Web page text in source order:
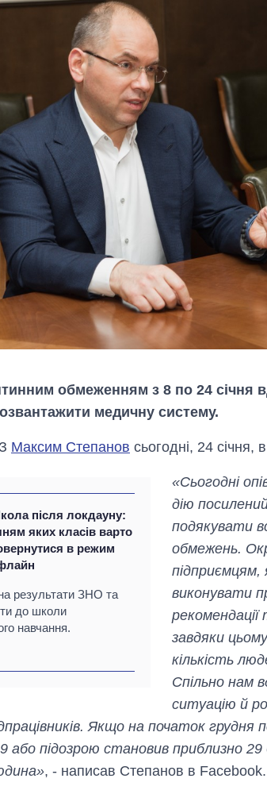
обмеженням з 8 по 24 січня
медичну систему.
Максим Степанов сьогодні, 24 січня,
після локдауну:
яких класів варто
в режим
результати ЗНО та
до школи
навчання.
«Сьогодні
дію
подякувати
обмежень.
підприємцям,
виконувати
завдяки
кількість
Спільно нам
ситуацію й
Якщо на початок грудня
або підозрою становив приблизно 29
, - написав Степанов в Facebook.